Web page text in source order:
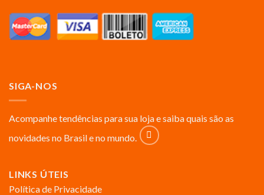
SIGA-NOS
Acompanhe tendências para sua loja e saiba quais são as
novidades no Brasil e no mundo.
LINKS ÚTEIS
Política de Privacidade